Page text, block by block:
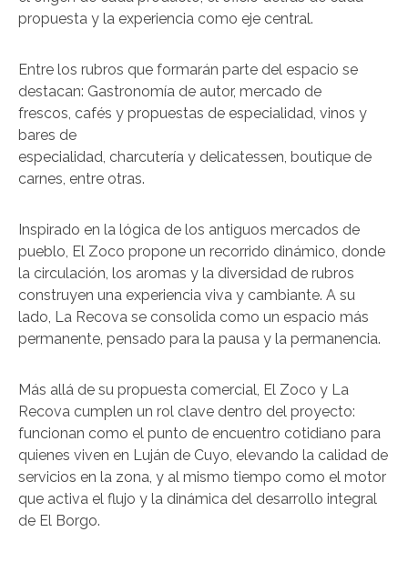
propuesta y la experiencia como eje central.
Entre los rubros que formarán parte del espacio se
destacan: Gastronomía de autor, mercado de
frescos, cafés y propuestas de especialidad, vinos y
bares de
especialidad, charcutería y delicatessen, boutique de
carnes, entre otras.
Inspirado en la lógica de los antiguos mercados de
pueblo, El Zoco propone un recorrido dinámico, donde
la circulación, los aromas y la diversidad de rubros
construyen una experiencia viva y cambiante. A su
lado, La Recova se consolida como un espacio más
permanente, pensado para la pausa y la permanencia.
Más allá de su propuesta comercial, El Zoco y La
Recova cumplen un rol clave dentro del proyecto:
funcionan como el punto de encuentro cotidiano para
quienes viven en Luján de Cuyo, elevando la calidad de
servicios en la zona, y al mismo tiempo como el motor
que activa el flujo y la dinámica del desarrollo integral
de El Borgo.